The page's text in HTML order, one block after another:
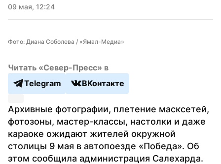
09 мая, 12:24
Фото: Диана Соболева / «Ямал-Медиа»
Читать «Север-Пресс» в
Telegram
ВКонтакте
Архивные фотографии, плетение масксетей,
фотозоны, мастер-классы, настолки и даже
караоке ожидают жителей окружной
столицы 9 мая в автопоезде «Победа». Об
этом сообщила администрация Салехарда.